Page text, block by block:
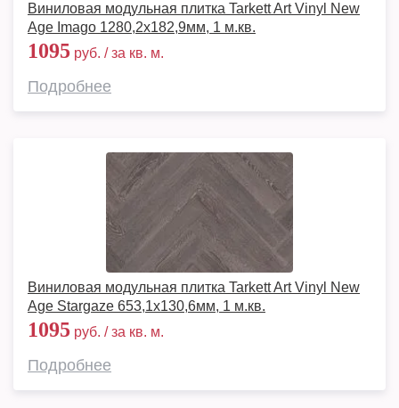
Виниловая модульная плитка Tarkett Art Vinyl New
Age Imago 1280,2х182,9мм, 1 м.кв.
1095 руб. / за кв. м.
Подробнее
Виниловая модульная плитка Tarkett Art Vinyl New
Age Stargaze 653,1х130,6мм, 1 м.кв.
1095 руб. / за кв. м.
Подробнее